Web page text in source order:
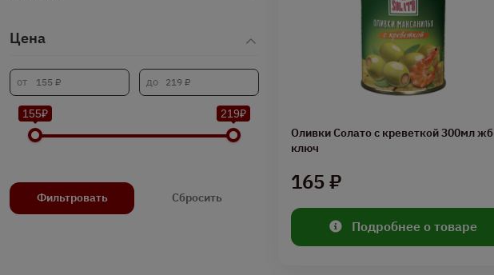
Цена
155₽ 219₽
Фильтровать Сбросить
Оливки Солато с креветкой 300мл жб
ключ
165 ₽
Подробнее о товаре